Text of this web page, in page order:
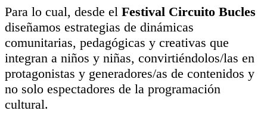
Para lo cual, desde el Festival Circuito Bucles
diseñamos estrategias de dinámicas
comunitarias, pedagógicas y creativas que
integran a niños y niñas, convirtiéndolos/las en
protagonistas y generadores/as de contenidos y
no solo espectadores de la programación
cultural.